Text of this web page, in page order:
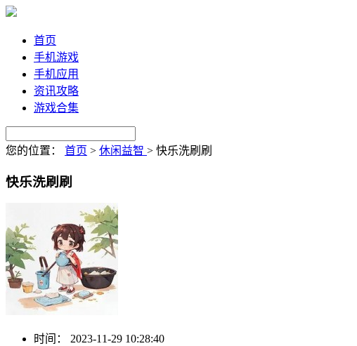
首页
手机游戏
手机应用
资讯攻略
游戏合集
您的位置： 首页 > 休闲益智 > 快乐洗刷刷
快乐洗刷刷
时间：
2023-11-29 10:28:40